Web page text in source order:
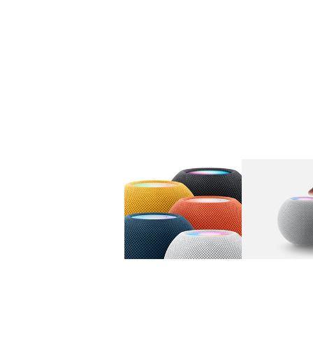
图库 图像 1